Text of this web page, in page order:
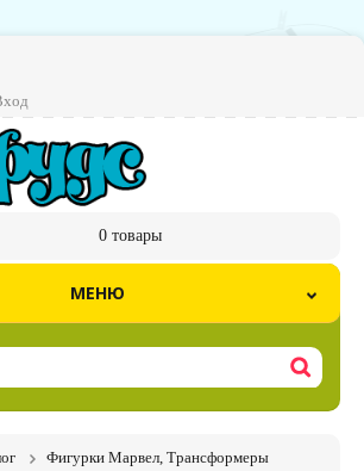
0товары
МЕНЮ
Фигурки Марвел, Трансформеры